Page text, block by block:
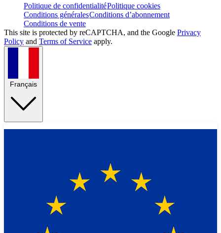
Politique de confidentialitéPolitique cookies
Conditions généralesConditions d’abonnement
Conditions de vente
This site is protected by reCAPTCHA, and the Google Privacy
Policy and Terms of Service apply.
Français